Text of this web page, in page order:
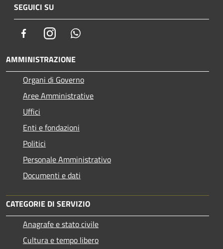
SEGUICI SU
FacebookInstagram
AMMINISTRAZIONE
Organi di Governo
Aree Amministrative
Uffici
Enti e fondazioni
Politici
Personale Amministrativo
Documenti e dati
CATEGORIE DI SERVIZIO
Anagrafe e stato civile
Cultura e tempo libero